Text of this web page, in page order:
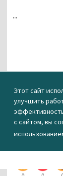
Этот сайт
улучшить
с сайтом, вы
...
Фото: РИА
Новости